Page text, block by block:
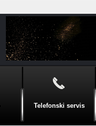
Telefonski servis